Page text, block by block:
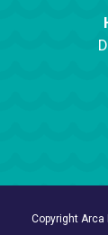
Copyright